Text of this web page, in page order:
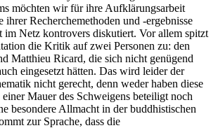
möchten wir für ihre Aufklärungsarbeit
ihrer Recherchemethoden und -ergebnisse
im Netz kontrovers diskutiert. Vor allem spitzt
die Kritik auf zwei Personen zu: den
Matthieu Ricard, die sich nicht genügend
eingesetzt hätten. Das wird leider der
nicht gerecht, denn weder haben diese
Mauer des Schweigens beteiligt noch
besondere Allmacht in der buddhistischen
zur Sprache, dass die